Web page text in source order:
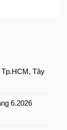
Tây
6.2026